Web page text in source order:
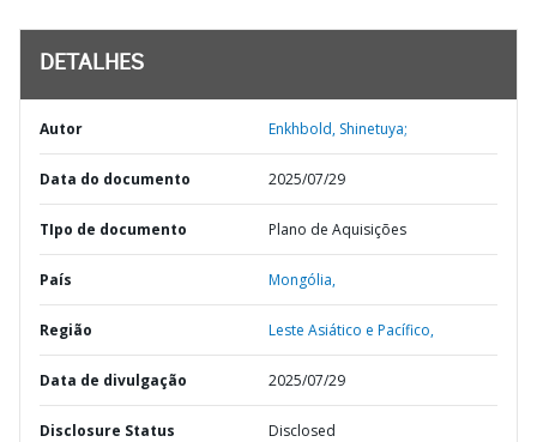
DETALHES
Autor Enkhbold, Shinetuya;
Data do documento 2025/07/29
TIpo de documento Plano de Aquisições
País Mongólia,
Região Leste Asiático e Pacífico,
Data de divulgação 2025/07/29
Disclosure Status Disclosed